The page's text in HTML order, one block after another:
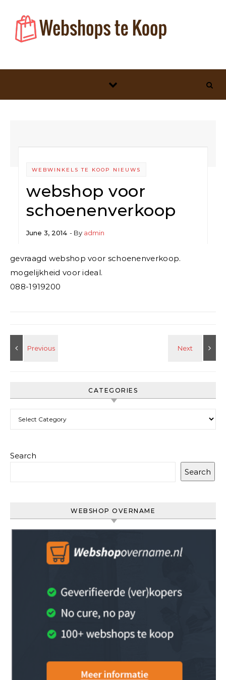
WEBWINKELS TE KOOP NIEUWS
webshop voor
schoenenverkoop
June 3, 2014 - By admin
gevraagd webshop voor schoenenverkoop.
mogelijkheid voor ideal.
088-1919200
CATEGORIES
Search
Search
WEBSHOP OVERNAME